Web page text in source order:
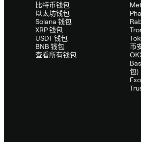
比特币钱包
以太坊钱包
Solana 钱包
XRP 钱包
USDT 钱包
BNB 钱包
查看所有钱包
币
包)